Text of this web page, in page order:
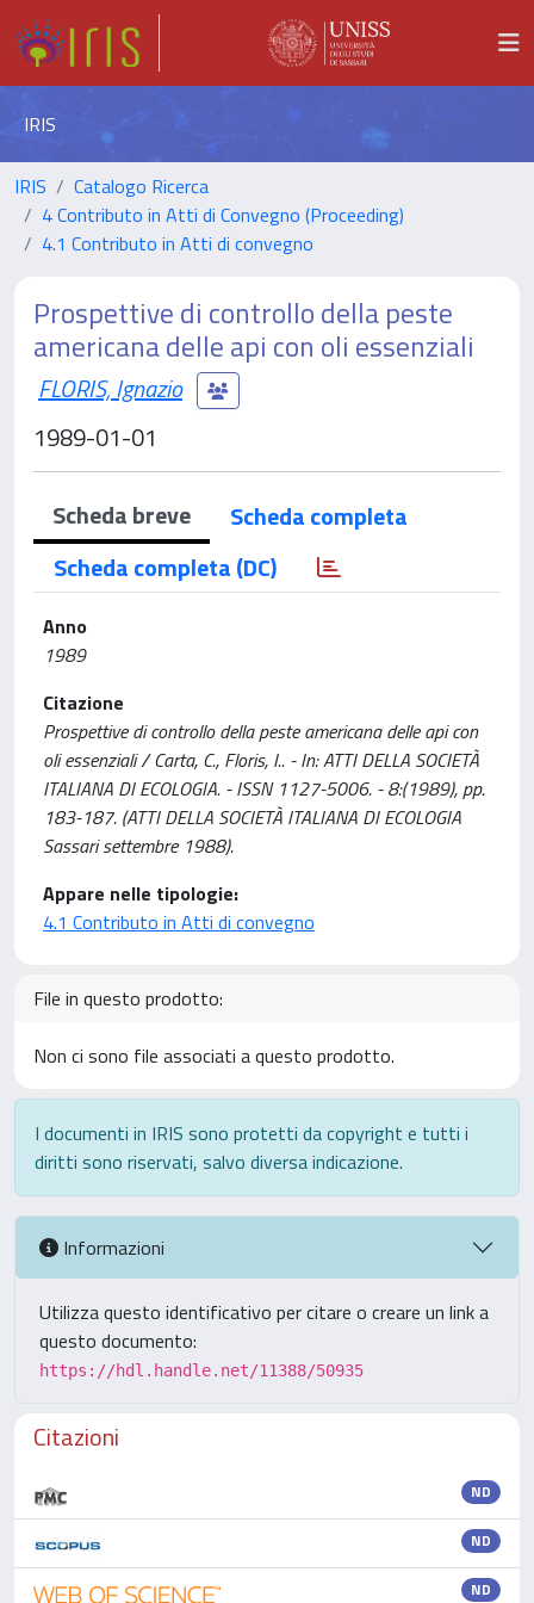
IRIS
IRIS
Catalogo Ricerca
4 Contributo in Atti di Convegno (Proceeding)
4.1 Contributo in Atti di convegno
Prospettive di controllo della peste
americana delle api con oli essenziali
FLORIS, Ignazio
1989-01-01
Scheda breve
Scheda completa
Scheda completa (DC)
Anno
1989
Citazione
Prospettive di controllo della peste americana delle api con
oli essenziali / Carta, C., Floris, I.. - In: ATTI DELLA SOCIETÀ
ITALIANA DI ECOLOGIA. - ISSN 1127-5006. - 8:(1989), pp.
183-187. (ATTI DELLA SOCIETÀ ITALIANA DI ECOLOGIA
Sassari settembre 1988).
Appare nelle tipologie:
4.1 Contributo in Atti di convegno
File in questo prodotto:
Non ci sono file associati a questo prodotto.
I documenti in IRIS sono protetti da copyright e tutti i
diritti sono riservati, salvo diversa indicazione.
Informazioni
Utilizza questo identificativo per citare o creare un link a
questo documento:
https://hdl.handle.net/11388/50935
Citazioni
ND
ND
ND